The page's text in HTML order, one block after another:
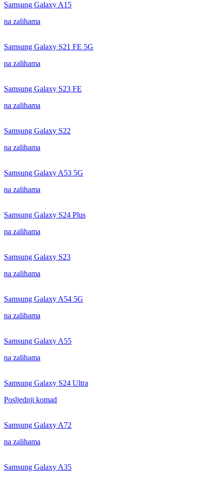
Samsung Galaxy A15
na zalihama
Samsung Galaxy S21 FE 5G
na zalihama
Samsung Galaxy S23 FE
na zalihama
Samsung Galaxy S22
na zalihama
Samsung Galaxy A53 5G
na zalihama
Samsung Galaxy S24 Plus
na zalihama
Samsung Galaxy S23
na zalihama
Samsung Galaxy A54 5G
na zalihama
Samsung Galaxy A55
na zalihama
Samsung Galaxy S24 Ultra
Posljednji komad
Samsung Galaxy A72
na zalihama
Samsung Galaxy A35